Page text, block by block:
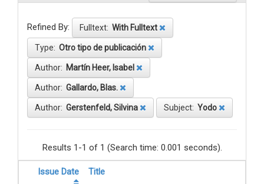
Refined By: Fulltext: With Fulltext
Type: Otro tipo de publicación
Author: Martín Heer, Isabel
Author: Gallardo, Blas.
Author: Gerstenfeld, Silvina Subject: Yodo
Results 1-1 of 1 (Search time: 0.001 seconds).
Issue Date Title